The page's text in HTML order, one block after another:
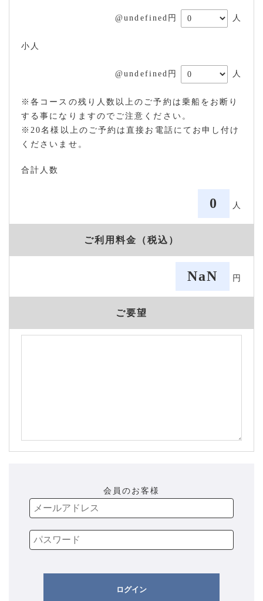
@undefined円 人
小人
@undefined円 人
※各コースの残り人数以上のご予約は乗船をお断り
する事になりますのでご注意ください。
※20名様以上のご予約は直接お電話にてお申し付け
くださいませ。
合計人数
0 人
ご利用料金（税込）
NaN 円
ご要望
会員のお客様
ログイン